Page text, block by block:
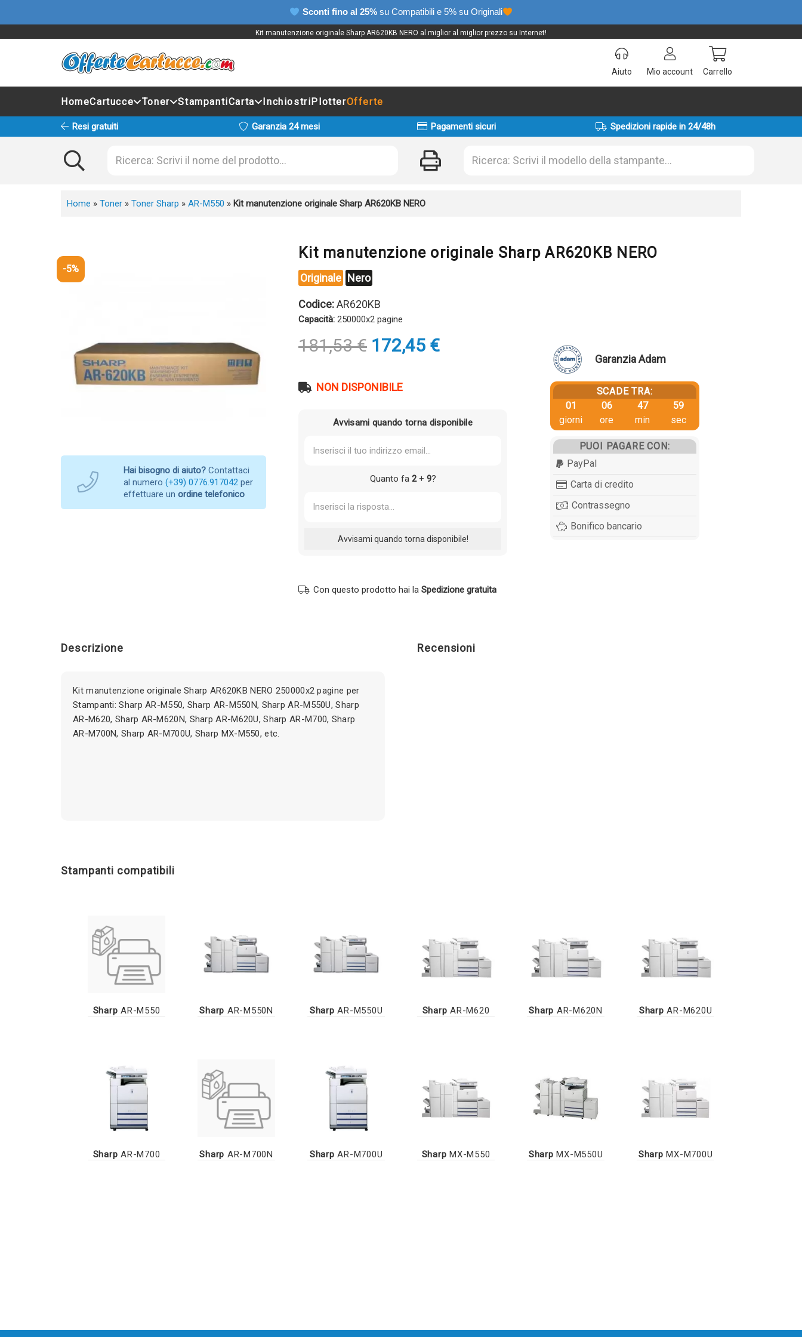
Sconti fino al 25% su Compatibili e 5% su Originali
Kit manutenzione originale Sharp AR620KB NERO al miglior al miglior prezzo su Internet!
Aiuto Mio account Carrello
HomeCartucce Toner StampantiCarta InchiostriPlotterOfferte
Resi gratuiti Garanzia 24 mesi Pagamenti sicuri Spedizioni rapide in 24/48h
Home » Toner » Toner Sharp » AR-M550 » Kit manutenzione originale Sharp AR620KB NERO
-5%
Hai bisogno di aiuto? Contattaci
al numero (+39) 0776.917042 per
effettuare un ordine telefonico
Kit manutenzione originale Sharp AR620KB NERO
Originale Nero
Codice:AR620KB
Capacità: 250000x2 pagine
181,53€ Il
prezzo
era:
172,45 €Il
NON DISPONIBILE
Avvisami quando torna disponibile
Quanto fa 2+ 9?
Con questo prodotto hai la Spedizione gratuita
Garanzia Adam
SCADE TRA:
01
giorni
06
ore
47
min
58
sec
PUOI PAGARE CON:
PayPal
Carta di credito
Contrassegno
Bonifico bancario
Descrizione
Kit manutenzione originale Sharp AR620KB NERO 250000x2 pagine per
Stampanti: Sharp AR-M550, Sharp AR-M550N, Sharp AR-M550U, Sharp
AR-M620, Sharp AR-M620N, Sharp AR-M620U, Sharp AR-M700, Sharp
AR-M700N, Sharp AR-M700U, Sharp MX-M550, etc.
Recensioni
Stampanti compatibili
Sharp AR-M550 Sharp AR-M550N Sharp AR-M550U Sharp AR-M620 Sharp AR-M620N Sharp AR-M620U
Sharp AR-M700 Sharp AR-M700N Sharp AR-M700U Sharp MX-M550 Sharp MX-M550U Sharp MX-M700U